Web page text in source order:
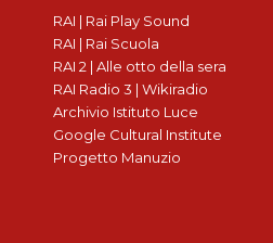
RAI | Rai Play Sound
RAI | Rai Scuola
RAI 2 | Alle otto della sera
RAI Radio 3 | Wikiradio
Archivio Istituto Luce
Google Cultural Institute
Progetto Manuzio